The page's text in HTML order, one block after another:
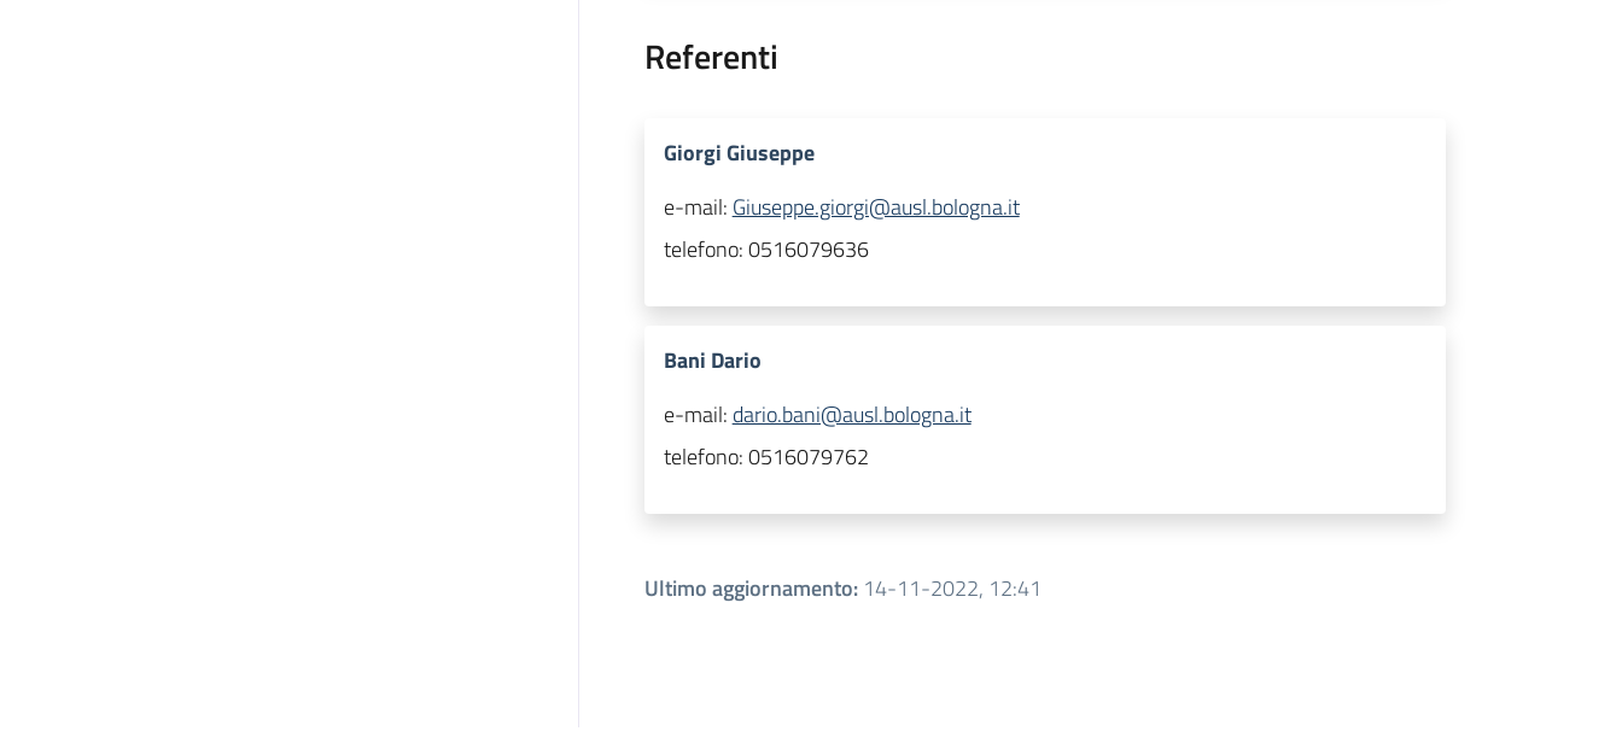
Referenti
Giorgi Giuseppe
e-mail: Giuseppe.giorgi@ausl.bologna.it
telefono:0516079636
Bani Dario
e-mail: dario.bani@ausl.bologna.it
telefono:0516079762
Ultimo aggiornamento: 14-11-2022, 12:41